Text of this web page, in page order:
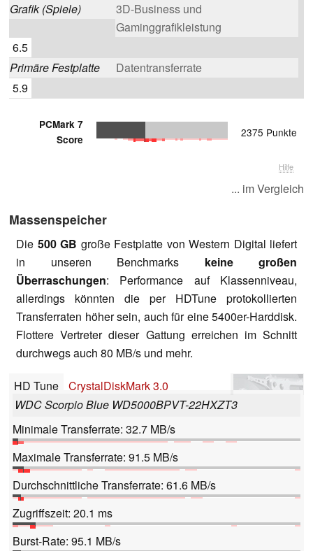
Grafik (Spiele)
3D-Business und
Gaminggrafikleistung
6.5
Primäre Festplatte
Datentransferrate
5.9
PCMark 7
Score
2375 Punkte
Hilfe
... im Vergleich
Massenspeicher
Die 500 GB große Festplatte von Western Digital liefert
in unseren Benchmarks keine großen
Überraschungen: Performance auf Klassenniveau,
allerdings könnten die per HDTune protokollierten
Transferraten höher sein, auch für eine 5400er-Harddisk.
Flottere Vertreter dieser Gattung erreichen im Schnitt
durchwegs auch 80 MB/s und mehr.
HD Tune
CrystalDiskMark 3.0
WDC Scorpio Blue WD5000BPVT-22HXZT3
Minimale Transferrate: 32.7 MB/s
Maximale Transferrate: 91.5 MB/s
Durchschnittliche Transferrate: 61.6 MB/s
Zugriffszeit: 20.1 ms
Burst-Rate: 95.1 MB/s